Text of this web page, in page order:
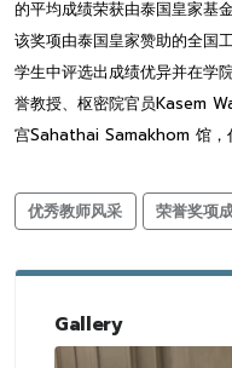
的平均成绩荣获由泰国皇家基
该奖项由泰国皇家赞助的全国
学生中评选出成绩优异并在学
誉教授、枢密院官员Kasem
宫Sahathai Samakhom 馆，
优秀教师风采 荣誉奖项
Gallery